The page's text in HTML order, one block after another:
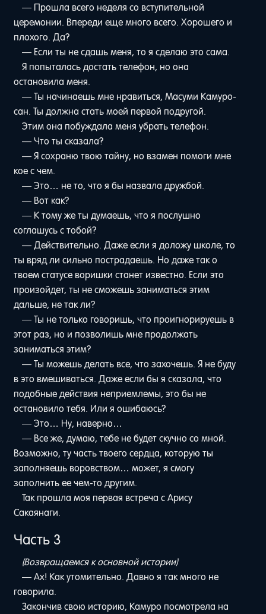
— Прошла всего неделя со вступительной
церемонии. Впереди еще много всего. Хорошего и
плохого. Да?
— Если ты не сдашь меня, то я сделаю это сама.
Я попыталась достать телефон, но она
остановила меня.
— Ты начинаешь мне нравиться, Масуми Камуро-
сан. Ты должна стать моей первой подругой.
Этим она побуждала меня убрать телефон.
— Что ты сказала?
— Я сохраню твою тайну, но взамен помоги мне
кое с чем.
— Это… не то, что я бы назвала дружбой.
— Вот как?
— К тому же ты думаешь, что я послушно
соглашусь с тобой?
— Действительно. Даже если я доложу школе, то
ты вряд ли сильно пострадаешь. Но даже так о
твоем статусе воришки станет известно. Если это
произойдет, ты не сможешь заниматься этим
дальше, не так ли?
— Ты не только говоришь, что проигнорируешь в
этот раз, но и позволишь мне продолжать
заниматься этим?
— Ты можешь делать все, что захочешь. Я не буду
в это вмешиваться. Даже если бы я сказала, что
подобные действия неприемлемы, это бы не
остановило тебя. Или я ошибаюсь?
— Это… Ну, наверно…
— Все же, думаю, тебе не будет скучно со мной.
Возможно, ту часть твоего сердца, которую ты
заполняешь воровством… может, я смогу
заполнить ее чем-то другим.
Так прошла моя первая встреча с Арису
Сакаянаги.
Часть 3
(Возвращаемся к основной истории)
— Ах! Как утомительно. Давно я так много не
говорила.
Закончив свою историю, Камуро посмотрела на